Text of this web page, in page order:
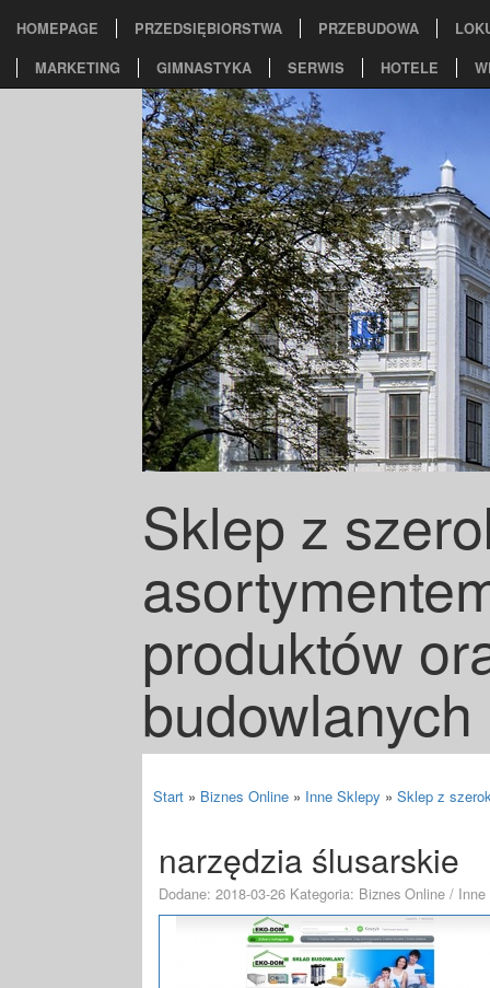
HOMEPAGE PRZEDSIĘBIORSTWA PRZEBUDOWA
MARKETING
GIMNASTYKA SERWIS HOTELE
Sklep z
produktów
budowlanych
Start » Biznes Online » Inne Sklepy » Sklep z
narzędzia ślusarskie
Dodane: 2018-03-26 Kategoria: Biznes Online / Inne